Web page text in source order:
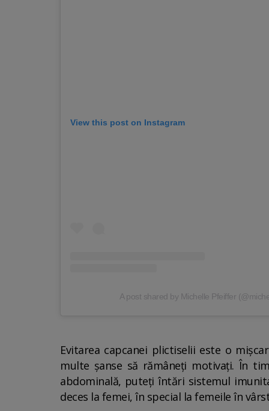
View this post on Instagram
A post shared by Michelle Pfeiffer
Evitarea capcanei plictiselii este o
multe șanse să rămâneți motivați. În
abdominală, puteți întări sistemul
deces la femei, în special la femeile în